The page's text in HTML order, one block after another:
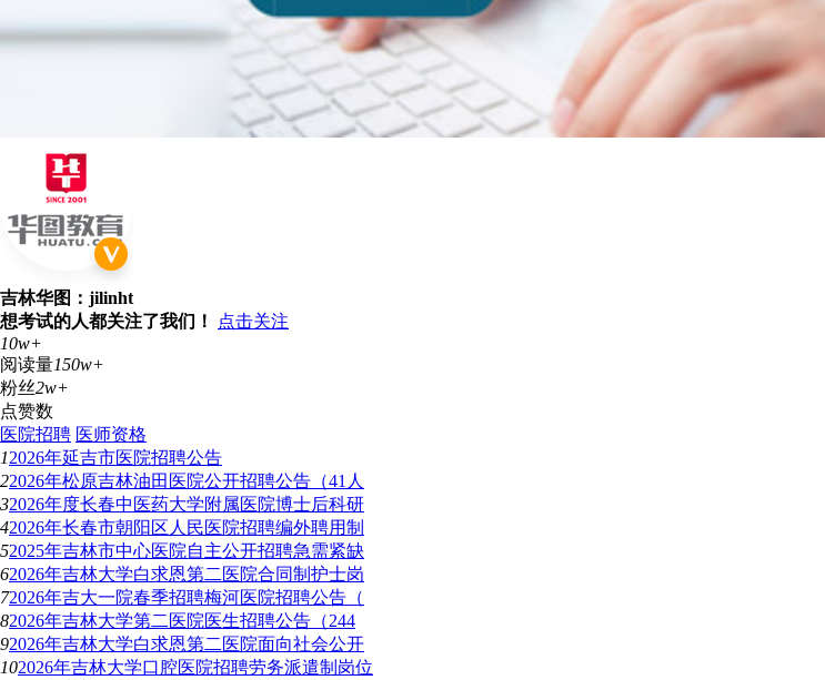
吉林华图：jilinht
想考试的人都关注了我们！
点击关注
10w+
阅读量150w+
粉丝2w+
点赞数
医院招聘 医师资格
12026年延吉市医院招聘公告
22026年松原吉林油田医院公开招聘公告（41人
32026年度长春中医药大学附属医院博士后科研
42026年长春市朝阳区人民医院招聘编外聘用制
52025年吉林市中心医院自主公开招聘急需紧缺
62026年吉林大学白求恩第二医院合同制护士岗
72026年吉大一院春季招聘梅河医院招聘公告（
82026年吉林大学第二医院医生招聘公告（244
92026年吉林大学白求恩第二医院面向社会公开
102026年吉林大学口腔医院招聘劳务派遣制岗位